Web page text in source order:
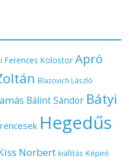
Ferences Kolostor Apró
Blazovich László
Bálint Sándor Bátyi
Hegedűs
Norbert kiállítás Képiró